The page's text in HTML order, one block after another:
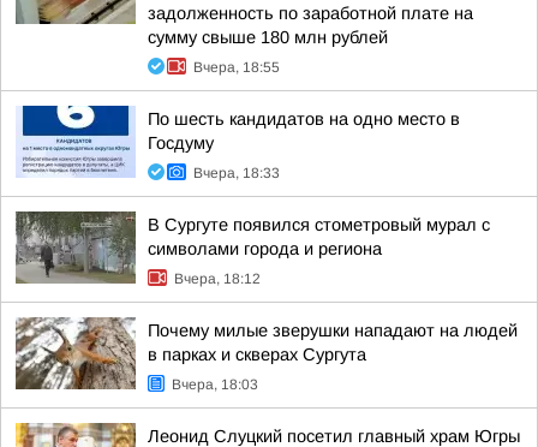
задолженность по заработной плате на
сумму свыше 180 млн рублей
Вчера, 18:55
По шесть кандидатов на одно место в
Госдуму
Вчера, 18:33
В Сургуте появился стометровый мурал с
символами города и региона
Вчера, 18:12
Почему милые зверушки нападают на людей
в парках и скверах Сургута
Вчера, 18:03
Леонид Слуцкий посетил главный храм Югры